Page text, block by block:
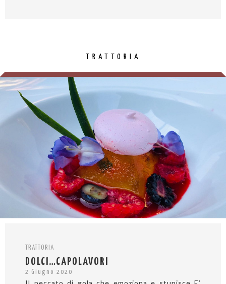
TRATTORIA
TRATTORIA
DOLCI…CAPOLAVORI
2 Giugno 2020